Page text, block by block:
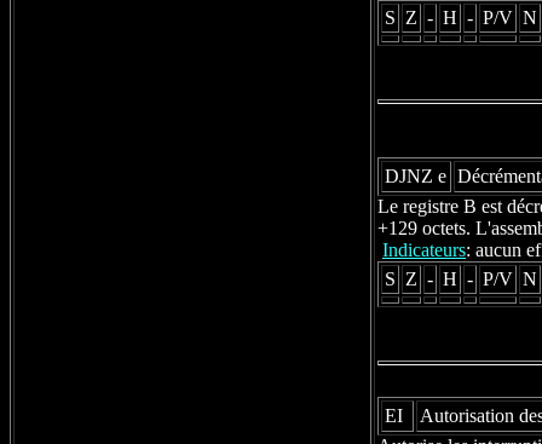
S Z - H - P/V N
DJNZ e
Le registre B est
+129 octets.
Indicateurs: aucun
S Z - H - P/V N
EI
Autorisation